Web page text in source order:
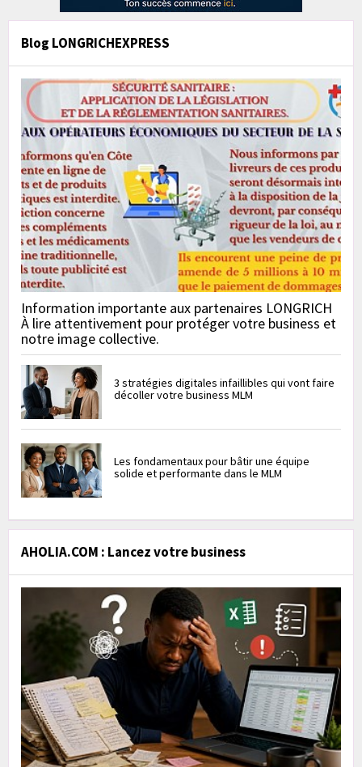
Blog LONGRICHEXPRESS
Information importante aux partenaires LONGRICH
À lire attentivement pour protéger votre business et
notre image collective.
3 stratégies digitales infaillibles qui vont faire
décoller votre business MLM
Les fondamentaux pour bâtir une équipe
solide et performante dans le MLM
AHOLIA.COM : Lancez votre business